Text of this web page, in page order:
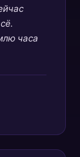
часа